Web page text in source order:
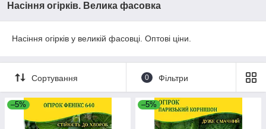
Насіння огірків. Велика фасовка
Насіння огірків у великій фасовці. Оптові ціни.
Сортування 0 Фільтри
–5% –5%